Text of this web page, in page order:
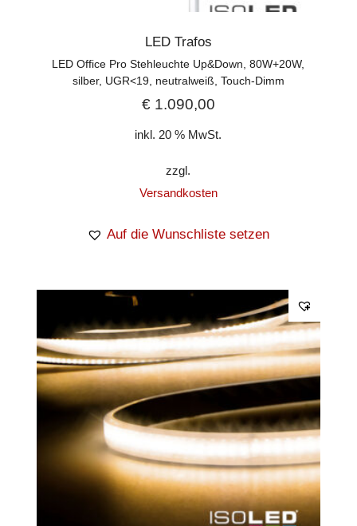
LED Trafos
LED Office Pro Stehleuchte Up&Down, 80W+20W,
silber, UGR<19, neutralweiß, Touch-Dimm
€1.090,00
inkl. 20 % MwSt.
zzgl.
Versandkosten
Auf die Wunschliste setzen